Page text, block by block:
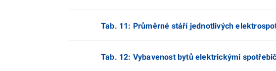
Tab. 11: Průměrné stáří jednotlivých
Tab. 12: Vybavenost bytů elektrickými